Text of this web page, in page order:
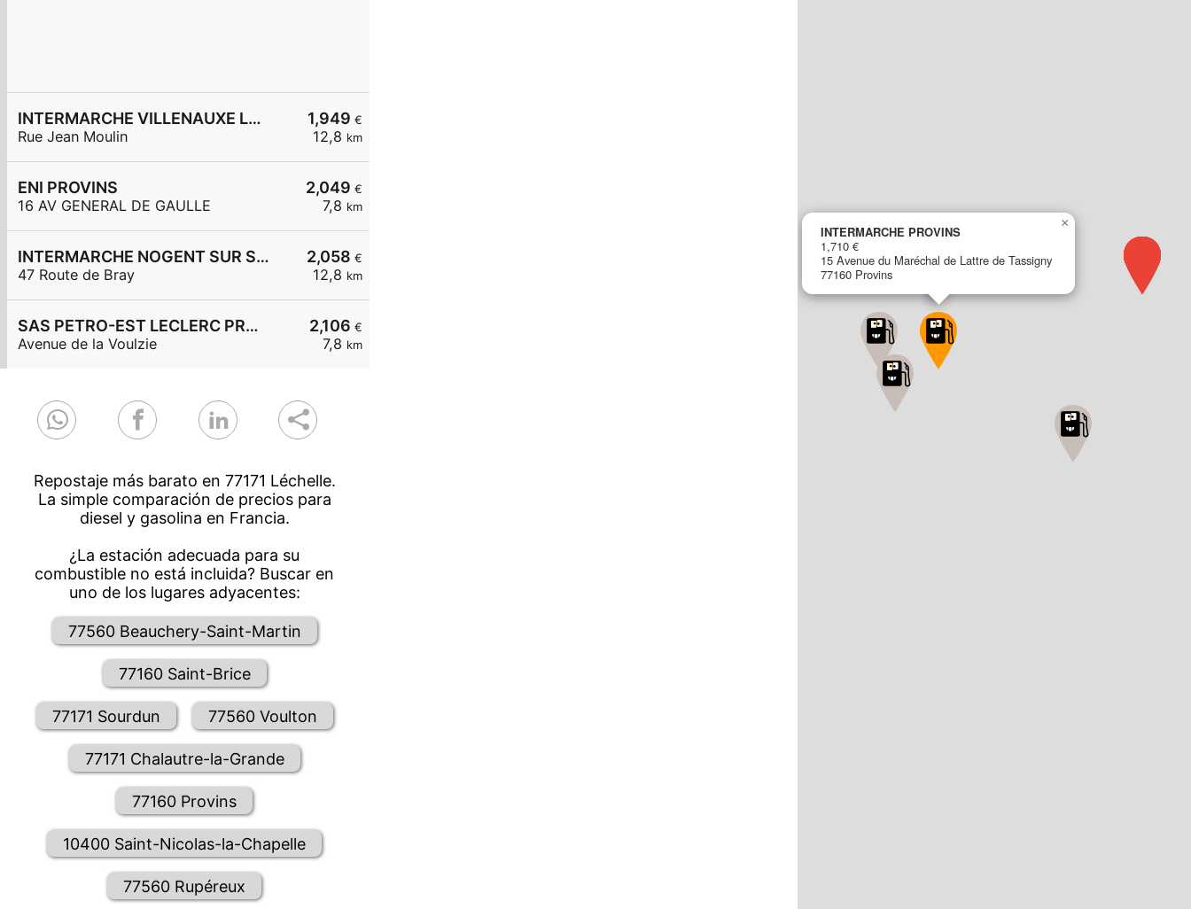
1,949 €
12,8 km
INTERMARCHE VILLENAUXE LA GRANDE
Rue Jean Moulin
2,049 €
7,8 km
ENI PROVINS
16 AV GENERAL DE GAULLE
2,058 €
12,8 km
INTERMARCHE NOGENT SUR SEINE
47 Route de Bray
2,106 €
7,8 km
SAS PETRO-EST LECLERC PROVINS
Avenue de la Voulzie
Repostaje más barato en 77171 Léchelle.
La simple comparación de precios para
diesel y gasolina en Francia.
¿La estación adecuada para su
combustible no está incluida? Buscar en
uno de los lugares adyacentes:
77560 Beauchery-Saint-Martin
77160 Saint-Brice
77171 Sourdun 77560 Voulton
77171 Chalautre-la-Grande
77160 Provins
10400 Saint-Nicolas-la-Chapelle
77560 Rupéreux
INTERMARCHE PROVINS
1,710 €
15 Avenue du Maréchal de Lattre de Tassigny
77160 Provins
×